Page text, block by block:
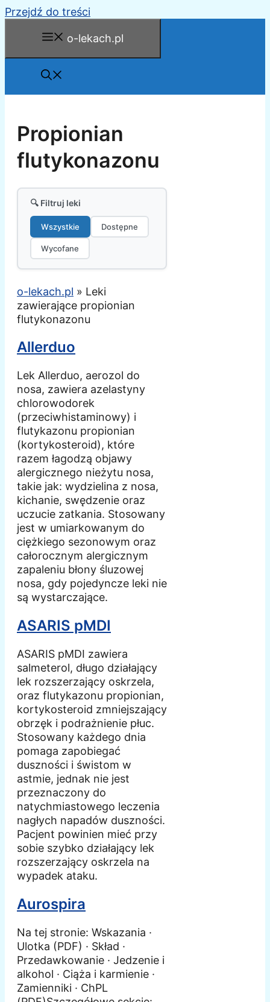
Przejdź do treści
o-lekach.pl
Propionian
flutykonazonu
🔍 Filtruj leki
Wszystkie Dostępne
Wycofane
o-lekach.pl » Leki
zawierające propionian
flutykonazonu
Allerduo
Lek Allerduo, aerozol do
nosa, zawiera azelastyny
chlorowodorek
(przeciwhistaminowy) i
flutykazonu propionian
(kortykosteroid), które
razem łagodzą objawy
alergicznego nieżytu nosa,
takie jak: wydzielina z nosa,
kichanie, swędzenie oraz
uczucie zatkania. Stosowany
jest w umiarkowanym do
ciężkiego sezonowym oraz
całorocznym alergicznym
zapaleniu błony śluzowej
nosa, gdy pojedyncze leki nie
są wystarczające.
ASARIS pMDI
ASARIS pMDI zawiera
salmeterol, długo działający
lek rozszerzający oskrzela,
oraz flutykazonu propionian,
kortykosteroid zmniejszający
obrzęk i podrażnienie płuc.
Stosowany każdego dnia
pomaga zapobiegać
duszności i świstom w
astmie, jednak nie jest
przeznaczony do
natychmiastowego leczenia
nagłych napadów duszności.
Pacjent powinien mieć przy
sobie szybko działający lek
rozszerzający oskrzela na
wypadek ataku.
Aurospira
Na tej stronie: Wskazania ·
Ulotka (PDF) · Skład ·
Przedawkowanie · Jedzenie i
alkohol · Ciąża i karmienie ·
Zamienniki · ChPL